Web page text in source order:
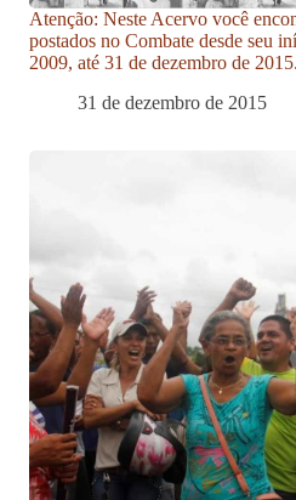
Atenção: Neste Acervo você
postados no Combate desde seu
2009, até 31 de dezembro de 2015.
31 de dezembro de 2015